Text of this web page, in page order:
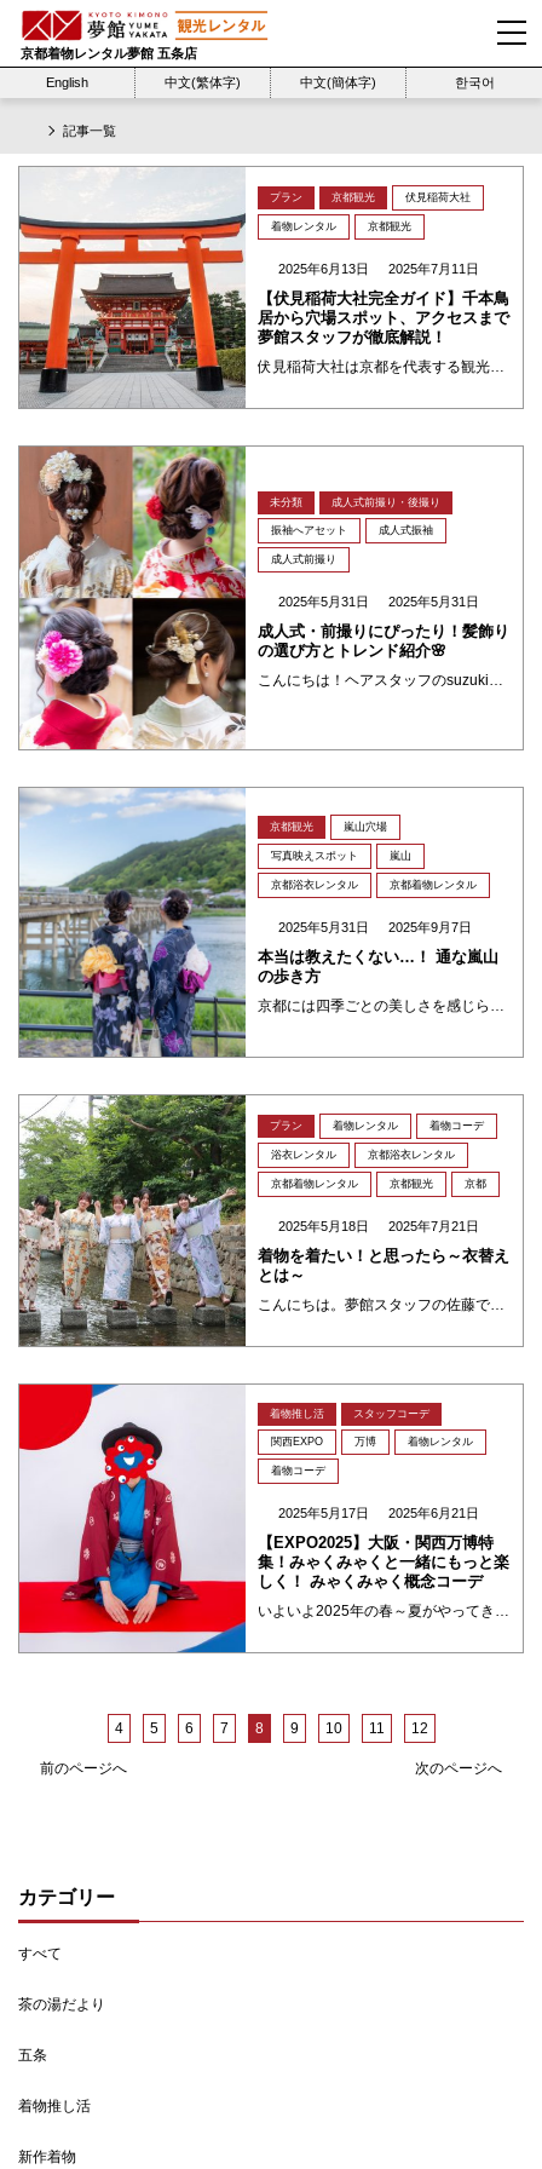
京都着物レンタル夢館 五条店
English
中文(繁体字) 中文(簡体字) 한국어
記事一覧
カテゴリー
すべて
茶の湯だより
五条
着物推し活
新作着物
プラン 京都観光 伏見稲荷大社
着物レンタル 京都観光
2025年6月13日 2025年7月11日
【伏見稲荷大社完全ガイド】千本鳥
居から穴場スポット、アクセスまで
夢館スタッフが徹底解説！
伏見稲荷大社は京都を代表する観光名所です。“お稲荷さん”と親しまれる伏見稲荷大社は、全国に約3万社ある稲荷神社の総本宮です。千本鳥居は美しい朱色の鳥居が、絶え間なく続く景観は圧巻で、日本の風景画にも描かれるほどです。伏見 ・・・
未分類 成人式前撮り・後撮り
振袖へアセット 成人式振袖
成人式前撮り
2025年5月31日 2025年5月31日
成人式・前撮りにぴったり！髪飾り
の選び方とトレンド紹介🌸
こんにちは！ヘアスタッフのsuzukiです。成人式や前撮りなどで振袖、ヘアスタイルを引き立ててくれる大切なアイテム「髪飾り」✿そんな髪飾りの種類・選び方、そして今年のトレンドまでご紹介します！ 髪飾りの種類 生花・ドライ ・・・
京都観光 嵐山穴場
写真映えスポット 嵐山
京都浴衣レンタル 京都着物レンタル
2025年5月31日 2025年9月7日
本当は教えたくない…！ 通な嵐山
の歩き方
京都には四季ごとの美しさを感じられる名所がたくさんありますが、その中で今回は嵐山にフォーカスしていきます！と言っても嵐山の観光名所は皆さんかなりご存知かと思いますので、今回はちょっと穴場なスポット、王道な写真映えスポット ・・・
プラン 着物レンタル 着物コーデ
浴衣レンタル 京都浴衣レンタル
京都着物レンタル 京都観光 京都
2025年5月18日 2025年7月21日
着物を着たい！と思ったら～衣替え
とは～
こんにちは。夢館スタッフの佐藤です。ご旅行でいらっさるお客様から特別な行事などでご利用くださるお客様と夢館でお着物をお楽しみいただけるからこそ多いご質問の中からブログのヒントを得ましたのでご案内出来ればとおもいます♪ 着 ・・・
着物推し活 スタッフコーデ
関西EXPO 万博 着物レンタル
着物コーデ
2025年5月17日 2025年6月21日
【EXPO2025】大阪・関西万博特
集！みゃくみゃくと一緒にもっと楽
しく！ みゃくみゃく概念コーデ
いよいよ2025年の春～夏がやってきました！そして関西には、うれしいニュースが舞い込んできました！ そう、ついに「関西万博2025」、いわゆる「万博」が開幕したんです！ 2025年4月13日から10月13日まで開催される ・・・
前のページへ
4 5 6 7 8 9 10 11 12
次のページへ